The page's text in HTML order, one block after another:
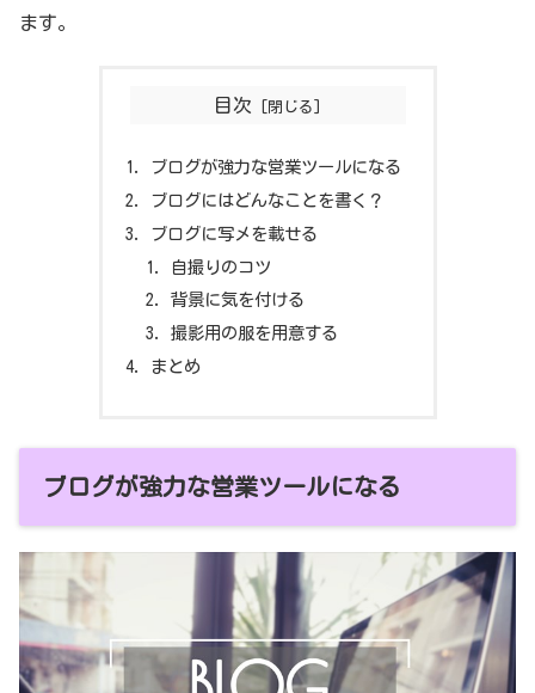
ます。
目次
ブログが強力な営業ツールになる
ブログにはどんなことを書く？
ブログに写メを載せる
自撮りのコツ
背景に気を付ける
撮影用の服を用意する
まとめ
ブログが強力な営業ツールになる